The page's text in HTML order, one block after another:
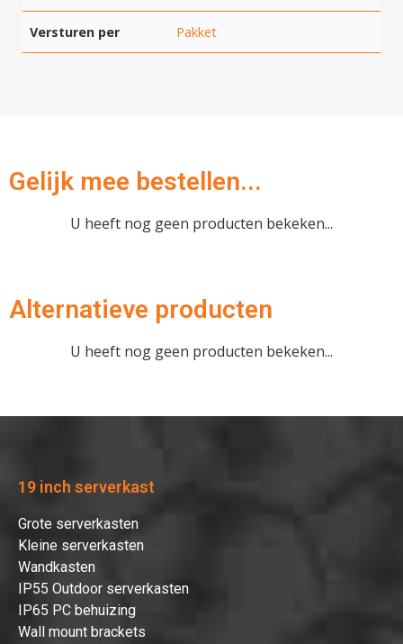
Versturen per Pakket
Gelijk mee bestellen...
U heeft nog geen producten bekeken...
Alternatieve producten
U heeft nog geen producten bekeken...
19 inch serverkast
Grote serverkasten
Kleine serverkasten
Wandkasten
IP55 Outdoor serverkasten
IP65 PC behuizing
Wall mount brackets
Verder winkelen